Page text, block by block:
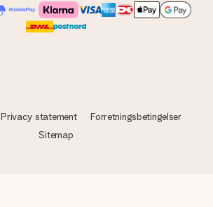
Privacy statement
Forretningsbetingelser
Sitemap